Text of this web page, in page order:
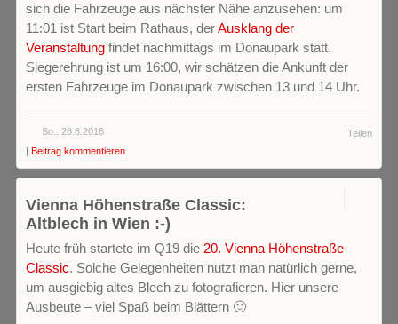
sich die Fahrzeuge aus nächster Nähe anzusehen: um
11:01 ist Start beim Rathaus, derAusklang der
Veranstaltung findet nachmittags im Donaupark statt.
Siegerehrung ist um 16:00, wir schätzen die Ankunft der
ersten Fahrzeuge im Donaupark zwischen 13 und 14 Uhr.
Teilen
So.. 28.8.2016
| Beitrag kommentieren
Vienna Höhenstraße Classic:
Altblech in Wien :-)
Heute früh startete im Q19 die 20. Vienna Höhenstraße
Classic. Solche Gelegenheiten nutzt man natürlich gerne,
um ausgiebig altes Blech zu fotografieren. Hier unsere
Ausbeute – viel Spaß beim Blättern 🙂